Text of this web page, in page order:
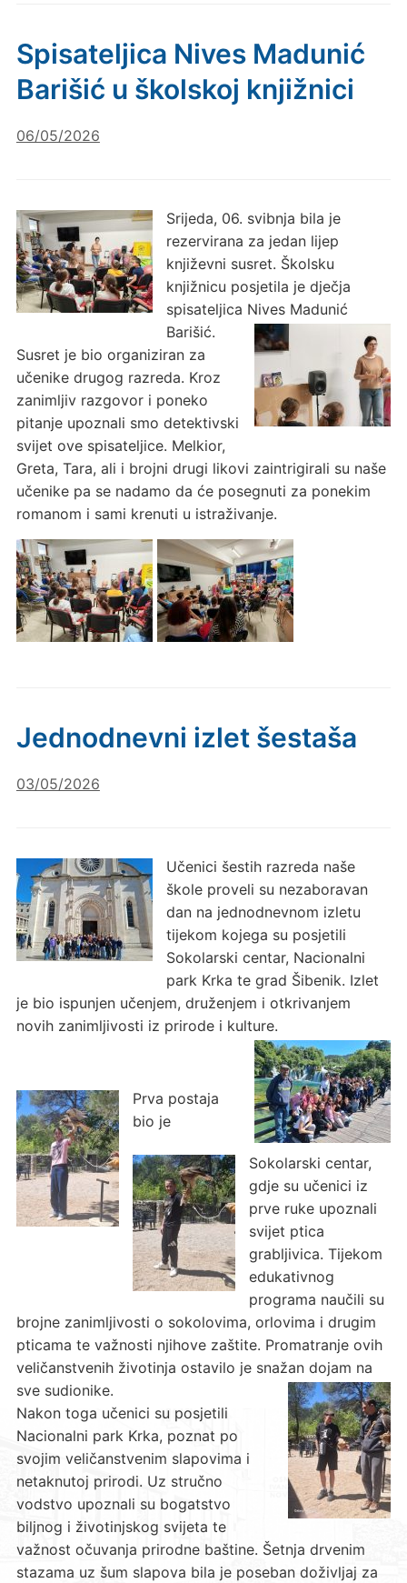
Spisateljica Nives Madunić
Barišić u školskoj knjižnici
06/05/2026
Srijeda, 06. svibnja bila je
rezervirana za jedan lijep
književni susret. Školsku
knjižnicu posjetila je dječja
spisateljica Nives Madunić
Barišić.
Susret je bio organiziran za
učenike drugog razreda. Kroz
zanimljiv razgovor i poneko
pitanje upoznali smo detektivski
svijet ove spisateljice. Melkior,
Greta, Tara, ali i brojni drugi likovi zaintrigirali su naše
učenike pa se nadamo da će posegnuti za ponekim
romanom i sami krenuti u istraživanje.
Jednodnevni izlet šestaša
03/05/2026
Učenici šestih razreda naše
škole proveli su nezaboravan
dan na jednodnevnom izletu
tijekom kojega su posjetili
Sokolarski centar, Nacionalni
park Krka te grad Šibenik. Izlet
je bio ispunjen učenjem, druženjem i otkrivanjem
novih zanimljivosti iz prirode i kulture.
Prva postaja
bio je
Sokolarski centar,
gdje su učenici iz
prve ruke upoznali
svijet ptica
grabljivica. Tijekom
edukativnog
programa naučili su
brojne zanimljivosti o sokolovima, orlovima i drugim
pticama te važnosti njihove zaštite. Promatranje ovih
veličanstvenih životinja ostavilo je snažan dojam na
sve sudionike.
Nakon toga učenici su posjetili
Nacionalni park Krka, poznat po
svojim veličanstvenim slapovima i
netaknutoj prirodi. Uz stručno
vodstvo upoznali su bogatstvo
biljnog i životinjskog svijeta te
važnost očuvanja prirodne baštine. Šetnja drvenim
stazama uz šum slapova bila je poseban doživljaj za